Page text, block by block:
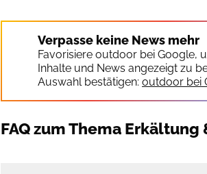
Verpasse keine News mehr
Favorisiere outdoor bei Google,
Inhalte und News angezeigt zu
Auswahl bestätigen: outdoor bei
FAQ zum Thema Erkältung